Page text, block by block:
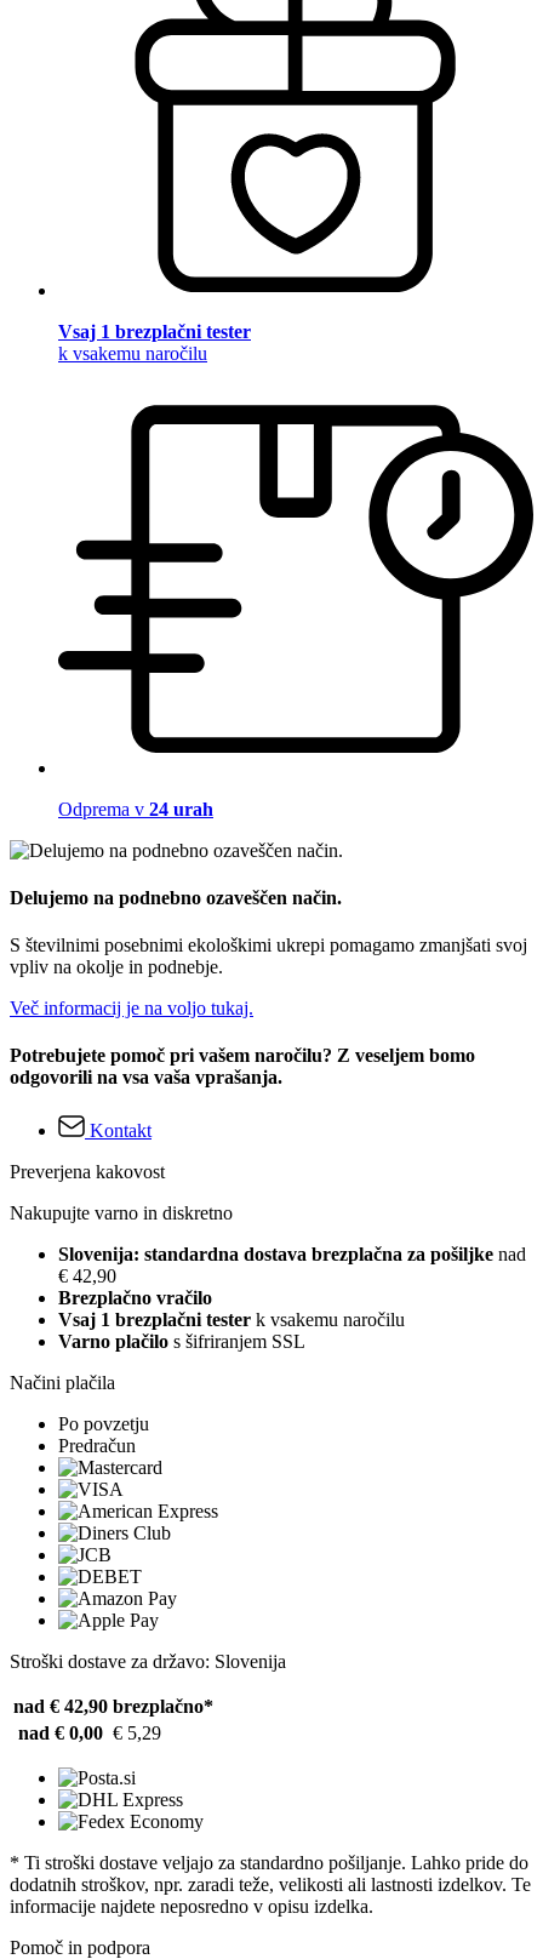
Vsaj 1 brezplačni tester
k vsakemu naročilu
Odprema v 24 urah
Delujemo na podnebno ozaveščen način.
S številnimi posebnimi ekološkimi ukrepi pomagamo zmanjšati svoj
vpliv na okolje in podnebje.
Več informacij je na voljo tukaj.
Potrebujete pomoč pri vašem naročilu? Z veseljem bomo
odgovorili na vsa vaša vprašanja.
Kontakt
Preverjena kakovost
Nakupujte varno in diskretno
Slovenija: standardna dostava brezplačna za pošiljke nad
€ 42,90
Brezplačno vračilo
Vsaj 1 brezplačni tester k vsakemu naročilu
Varno plačilo s šifriranjem SSL
Načini plačila
Po povzetju
Predračun
Stroški dostave za državo: Slovenija
nad € 42,90 brezplačno*
nad € 0,00 € 5,29
* Ti stroški dostave veljajo za standardno pošiljanje. Lahko pride do
dodatnih stroškov, npr. zaradi teže, velikosti ali lastnosti izdelkov. Te
informacije najdete neposredno v opisu izdelka.
Pomoč in podpora